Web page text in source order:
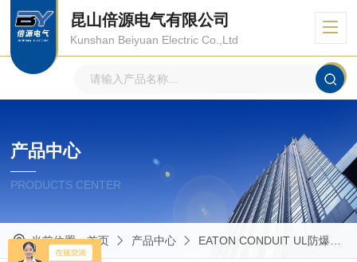
昆山倍源电气有限公司
Kunshan Beiyuan Electric Co.,Ltd
产品中心
PRODUCTS CENTER
当前位置：首页 产品中心 EATON CONDUIT UL防爆管件